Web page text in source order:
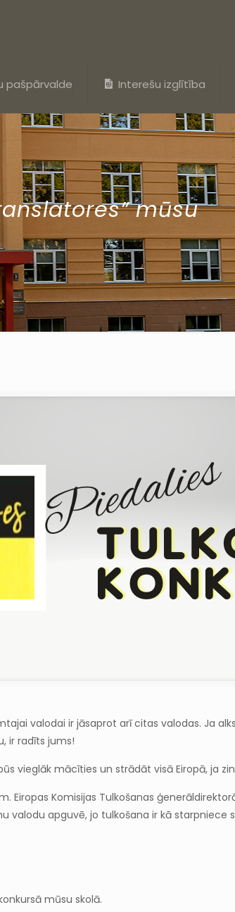
pašpārvalde Interešu izglītība
mūsu
valodai ir jāsaprot arī citas valodas. Ja
ir radīts jums!
vieglāk mācīties un strādāt visā Eiropā, ja
Eiropas Komisijas Tulkošanas
apguvē, jo tulkošana ir kā starpniece
mūsu skolā.